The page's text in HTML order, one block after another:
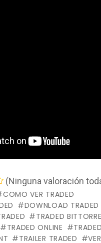
(Ninguna valoración
COMO VER TRADED
DOWNLOAD TRADED
TRADED
TRADED ONLINE
TRAILER TRADED